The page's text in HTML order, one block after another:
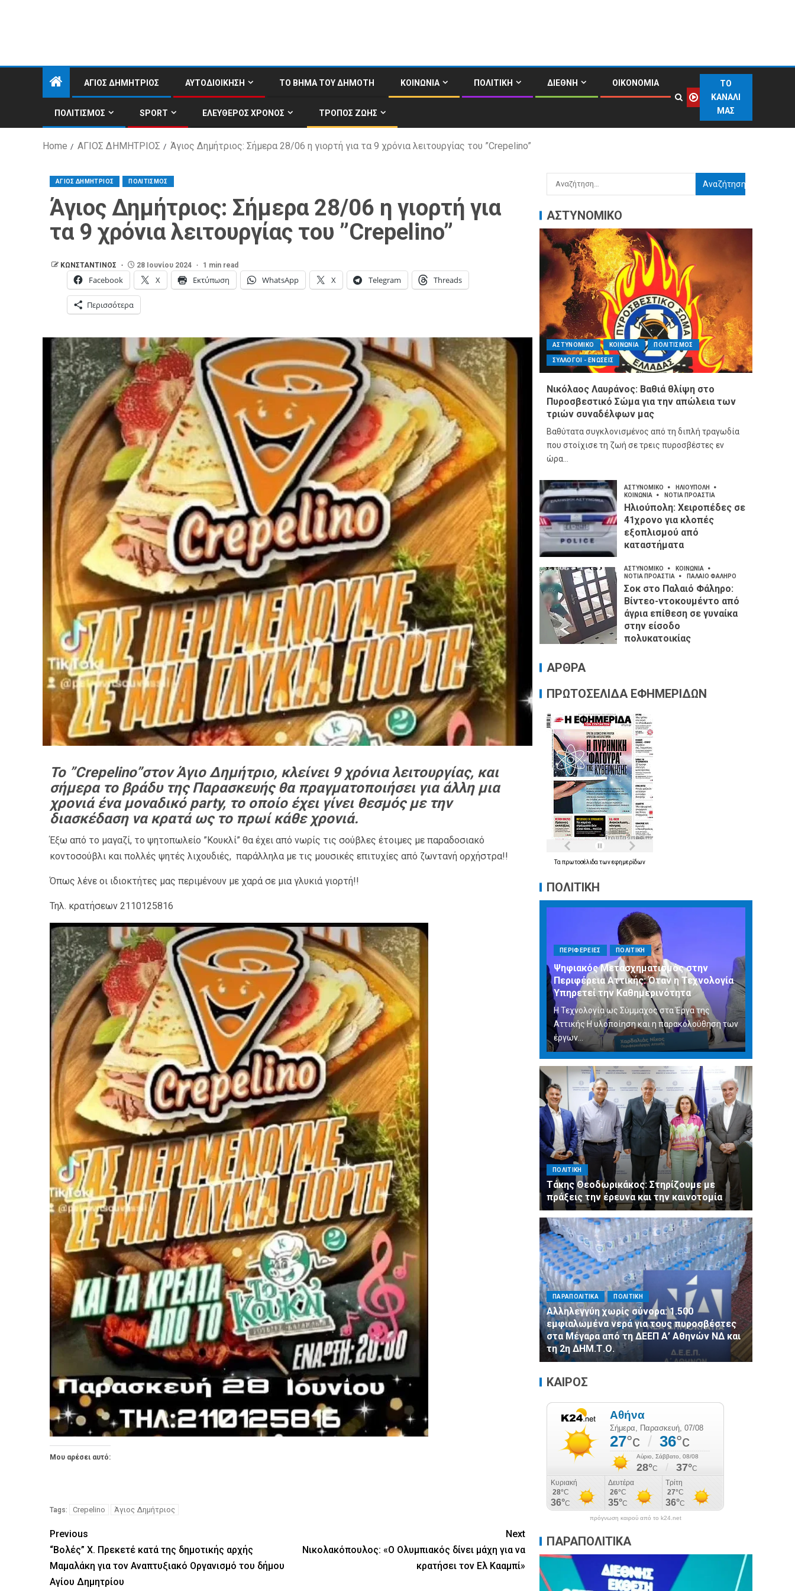
ΑΓΙΟΣ ΔΗΜΗΤΡΙΟΣ ΑΥΤΟΔΙΟΙΚΗΣΗ ΤΟ ΒΗΜΑ ΤΟΥ ΔΗΜΟΤΗ ΚΟΙΝΩΝΙΑ ΠΟΛΙΤΙΚΗ ΔΙΕΘΝΗ ΟΙΚΟΝΟΜΙΑ
ΠΟΛΙΤΙΣΜΟΣ SPORT ΕΛΕΥΘΕΡΟΣ ΧΡΟΝΟΣ ΤΡΟΠΟΣ ΖΩΗΣ
ΤΟ
ΚΑΝΑΛΙ
ΜΑΣ
Home ΑΓΙΟΣ ΔΗΜΗΤΡΙΟΣ Άγιος Δημήτριος: Σήμερα 28/06 η γιορτή για τα 9 χρόνια λειτουργίας του ”Crepelino”
ΑΓΙΟΣ ΔΗΜΗΤΡΙΟΣ ΠΟΛΙΤΙΣΜΟΣ
Άγιος Δημήτριος: Σήμερα 28/06 η γιορτή για
τα 9 χρόνια λειτουργίας του ”Crepelino”
ΚΩΝΣΤΑΝΤΙΝΟΣ 28 Ιουνίου 2024 1 min read
Facebook X Εκτύπωση WhatsApp X Telegram Threads
Περισσότερα
Το ”Crepelino”στον Άγιο Δημήτριο, κλείνει 9 χρόνια λειτουργίας, και
σήμερα το βράδυ της Παρασκευής θα πραγματοποιήσει για άλλη μια
χρονιά ένα μοναδικό party, το οποίο έχει γίνει θεσμός με την
διασκέδαση να κρατά ως το πρωί κάθε χρονιά.
Έξω από το μαγαζί, το ψητοπωλείο ”Κουκλί” θα έχει από νωρίς τις σούβλες έτοιμες με παραδοσιακό
κοντοσούβλι και πολλές ψητές λιχουδιές, παράλληλα με τις μουσικές επιτυχίες από ζωντανή ορχήστρα!!
Όπως λένε οι ιδιοκτήτες μας περιμένουν με χαρά σε μια γλυκιά γιορτή!!
Τηλ. κρατήσεων 2110125816
Μου αρέσει αυτό:
Tags: Crepelino Άγιος Δημήτριος
Previous
“Βολές” Χ. Πρεκετέ κατά της δημοτικής αρχής
Μαμαλάκη για τον Αναπτυξιακό Οργανισμό του δήμου
Αγίου Δημητρίου
Next
Νικολακόπουλος: «Ο Ολυμπιακός δίνει μάχη για να
κρατήσει τον Ελ Κααμπί»
ΑΣΤΥΝΟΜΙΚΟ
ΑΣΤΥΝΟΜΙΚΟ ΚΟΙΝΩΝΙΑ ΠΟΛΙΤΙΣΜΟΣ
ΣΥΛΛΟΓΟΙ - ΕΝΩΣΕΙΣ
Νικόλαος Λαυράνος: Βαθιά θλίψη στο
Πυροσβεστικό Σώμα για την απώλεια των
τριών συναδέλφων μας
Βαθύτατα συγκλονισμένος από τη διπλή τραγωδία
που στοίχισε τη ζωή σε τρεις πυροσβέστες εν
ώρα...
ΑΣΤΥΝΟΜΙΚΟ
ΗΛΙΟΥΠΟΛΗ
ΚΟΙΝΩΝΙΑ
ΝΟΤΙΑ ΠΡΟΑΣΤΙΑ
Ηλιούπολη: Χειροπέδες σε
41χρονο για κλοπές
εξοπλισμού από
καταστήματα
ΑΣΤΥΝΟΜΙΚΟ
ΚΟΙΝΩΝΙΑ
ΝΟΤΙΑ ΠΡΟΑΣΤΙΑ
ΠΑΛΑΙΟ ΦΑΛΗΡΟ
Σοκ στο Παλαιό Φάληρο:
Βίντεο-ντοκουμέντο από
άγρια επίθεση σε γυναίκα
στην είσοδο
πολυκατοικίας
ΑΡΘΡΑ
ΠΡΩΤΟΣΕΛΙΔΑ ΕΦΗΜΕΡΙΔΩΝ
Τα πρωτοσέλιδα τωνεφημερίδων
ΠΟΛΙΤΙΚΗ
ΠΕΡΙΦΕΡΕΙΕΣ ΠΟΛΙΤΙΚΗ
Ψηφιακός Μετασχηματισμός στην
Περιφέρεια Αττικής: Όταν η Τεχνολογία
Υπηρετεί την Καθημερινότητα
Η Τεχνολογία ως Σύμμαχος στα Έργα της
Αττικής Η υλοποίηση και η παρακολούθηση των
έργων...
ΠΟΛΙΤΙΚΗ
Τάκης Θεοδωρικάκος: Στηρίζουμε με
πράξεις την έρευνα και την καινοτομία
ΠΑΡΑΠΟΛΙΤΙΚΑ ΠΟΛΙΤΙΚΗ
Αλληλεγγύη χωρίς σύνορα: 1.500
εμφιαλωμένα νερά για τους πυροσβέστες
στα Μέγαρα από τη ΔΕΕΠ Α’ Αθηνών ΝΔ και
τη 2η ΔΗΜ.Τ.Ο.
ΚΑΙΡΟΣ
πρόγνωση καιρού από το k24.net
ΠΑΡΑΠΟΛΙΤΙΚΑ